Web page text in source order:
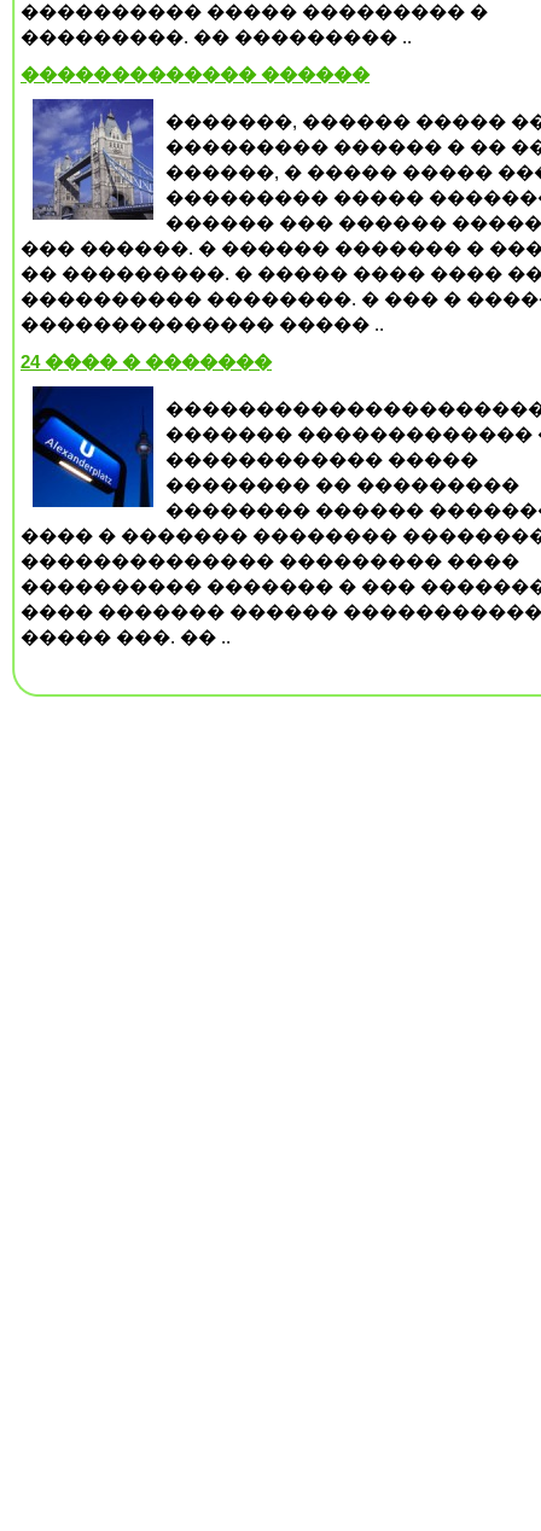
���������� ����� ��������� �
���������. �� ��������� ..
������������� ������
�������, ������ �����
��������� ������ � ��
������, � ����� �����
��������� �����
������ ��� ������
��� ������. � ������ ������� �
�� ���������. � ����� ���� ����
���������� ��������. � ��� �
�������������� ����� ..
24 ���� � �������
������� �������������
������������ �����
�������� �� ���������
�������� ������
���� � ������� ��������
�������������� ��������� ����
���������� ������� � ���
���� ������� ������
����� ���. �� ..